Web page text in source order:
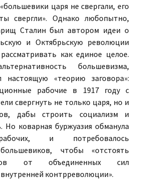
царя не свергали, его
свергли». Однако любопытно,
Сталин был автором идеи о
и Октябрьскую революции
как единое целое.
большевизма,
настоящую «теорию заговора»:
рабочие в 1917 году с
свергнуть не только царя, но и
дабы строить социализм и
Но коварная буржуазия обманула
и потребовалось
чтобы «отстоять
от объединенных сил
контрреволюции».